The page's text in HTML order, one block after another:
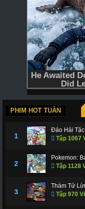
PHIM HOT TUẦN
1
Đảo Hải Tặc
Tập 1067
2
Pokemon:
Tập 1128
3
Thám Tử
Tập 970